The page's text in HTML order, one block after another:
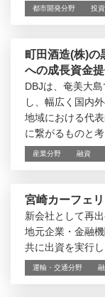
都市開発分野 投資
町田酒造(株)の
への成長資金
DBJは、奄美大
し、幅広く国内
地域における代
に繋がるものと考
産業分野 融資
宮崎カーフェ
新会社として再
地元企業・金融
共に出資を実行
運輸・交通分野